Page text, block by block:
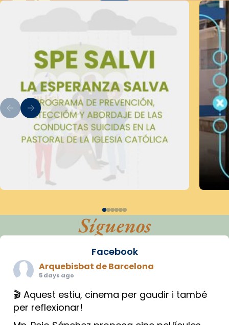
Síguenos
Facebook
Arquebisbat de Barcelona
5 days ago
🎬 Aquest estiu, cinema per gaudir i també
per reflexionar!